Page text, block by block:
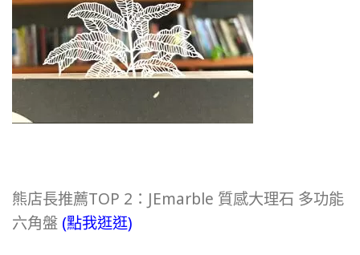
熊店長推薦TOP 2：JEmarble 質感大理石 多功能
六角盤 (點我逛逛)